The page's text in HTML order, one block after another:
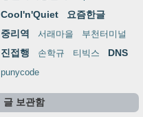
Cool'n'Quiet
요즘한글
중리역
서래마을 부천터미널
진접행 손학규 티빅스 DNS
punycode
글 보관함